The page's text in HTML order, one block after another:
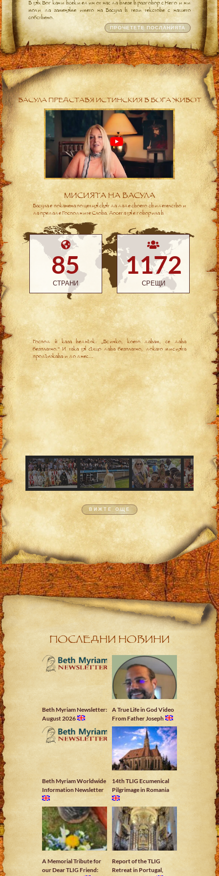
В тях Бог кани всеки един от нас да влезе в разговор с Него и ни
моли да заменяме името на Васула в тези текстове с нашето
собствено.
ПРОЧЕТЕТЕ ПОСЛАНИЯТА
ВАСУЛА ПРЕДСТАВЯ ИСТИНСКИЯ В БОГА ЖИВОТ
МИСИЯТА НА ВАСУЛА
Васула е поканена по целия свят да даде своето свидетелство и
да предаде Господните Слова. Досега тя е говорила в
85
СТРАНИ
1172
СРЕЩИ
Господ ѝ каза веднъж: „Всичко, което давам, се дава
безплатно.“ И така тя също дава безплатно, докато мисията
продължава и до днес…
ВИЖТЕ ОЩЕ
ПОСЛЕДНИ НОВИНИ
Beth Myriam Newsletter:
August 2026
A True Life in God Video
From Father Joseph
Beth Myriam Worldwide
Information Newsletter
14th TLIG Ecumenical
Pilgrimage in Romania
A Memorial Tribute for
our Dear TLIG Friend:
Report of the TLIG
Retreat in Portugal,